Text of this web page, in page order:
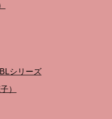
シリーズ
）